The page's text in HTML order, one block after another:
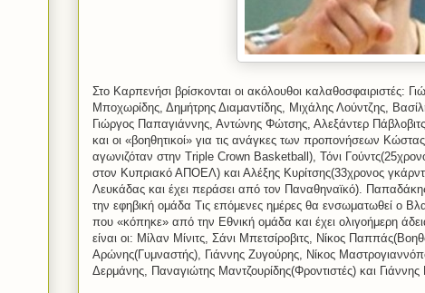
Στο Καρπενήσι βρίσκονται οι ακόλουθοι καλαθοσφαιριστές:
Μποχωρίδης, Δημήτρης Διαμαντίδης, Μιχάλης Λούντζης,
Γιώργος Παπαγιάννης, Αντώνης Φώτσης, Αλεξάντερ
και οι «βοηθητικοί» για τις ανάγκες των προπονήσεων
αγωνιζόταν στην Triple Crown Basketball), Τόνι
στον Κυπριακό ΑΠΟΕΛ) και Αλέξης Κυρίτσης(33χρονος
Λευκάδας και έχει περάσει από τον Παναθηναϊκό). Παπαδάκης
την εφηβική ομάδα Τις επόμενες ημέρες θα ενσωματωθεί ο
που «κόπηκε» από την Εθνική ομάδα και έχει ολιγοήμερη
είναι οι: Μίλαν Μίνιτς, Σάνι Μπετσίροβιτς, Νίκος
Αρώνης(Γυμναστής), Γιάννης Ζυγούρης, Νίκος
Δερμάνης, Παναγιώτης Μαντζουρίδης(Φροντιστές) και Γιάννης